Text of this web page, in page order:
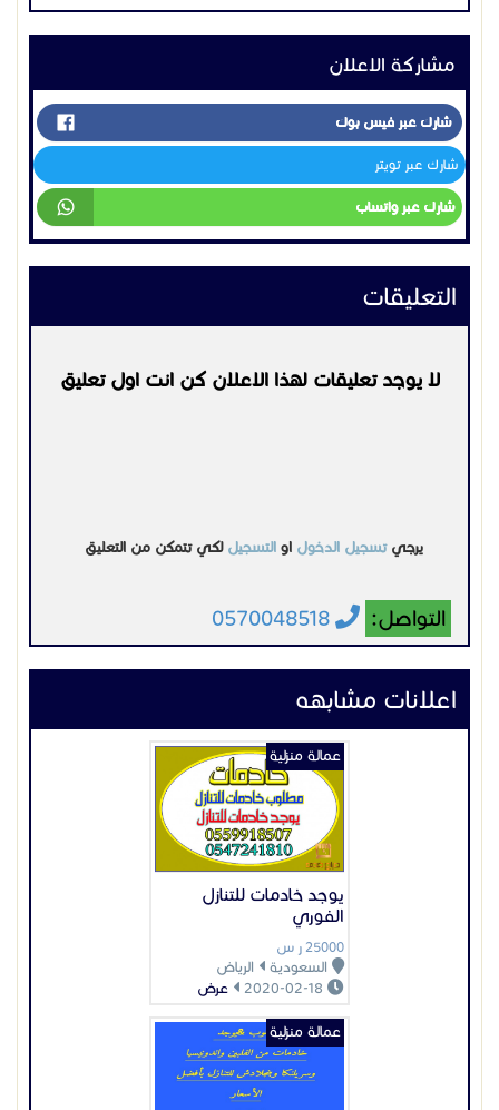
مشاركة الاعلان
شارك عبر فيس بوك
شارك عبر تويتر
شارك عبر واتساب
التعليقات
لا يوجد تعليقات لهذا الاعلان كن انت اول تعليق
يرجيتسجيل الدخول او التسجيل لكي تتمكن من التعليق
التواصل: 0570048518
اعلانات مشابهه
يوجد خادمات للتنازل
الفوري
25000 ر س
السعودية
الرياض
عرض
عمالة منزلية
عمالة منزلية